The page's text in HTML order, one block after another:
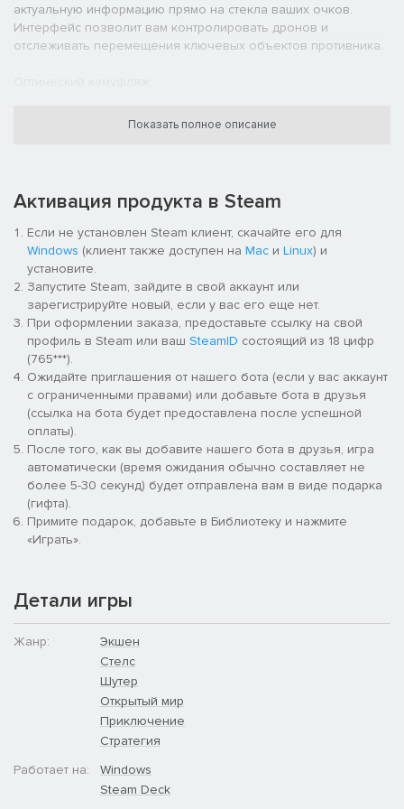
актуальную информацию прямо на стекла ваших очков.
Интерфейс позволит вам контролировать дронов и
отслеживать перемещения ключевых объектов противника.
Станьте невидимым: Применяйте оптический камуфляж,
Отметь и уничтожь: Отметьте противников в зоне вашей
видимости или зоне видимости вашего дрона и проведите
синхронную атаку по вражеским целям.
Смена позиции:
Не попадайтесь на глаза: Используйте уникальную систему
динамических укрытий, чтобы удивлять, обходить и устранять
противника.
Рукопашный бой:
Превратитесь в непревзойденного «тихого профессионала»:
рукопашные схватки дадут вам неповторимые ощущения от
ближнего боя.
Все по плечу
Насладитесь более 2500 анимаций: Ваш член отряда Ghost
Кампания для одного игрока:
Совершенно новый опыт для вселенной Ghost Recon
8 потрясающих локаций: сражайтесь в разнообразных
окружениях, включая пески Африки, пригороды Москвы и
Кампания для нескольких игроков:
Показать полное описание
Активация продукта в Steam
Если не установлен Steam клиент, скачайте его для
Windows (клиент также доступен на Mac и Linux) и
установите.
Запустите Steam, зайдите в свой аккаунт или
зарегистрируйте новый, если у вас его еще нет.
При оформлении заказа, предоставьте ссылку на свой
профиль в Steam или ваш SteamID состоящий из 18 цифр
(765***).
Ожидайте приглашения от нашего бота (если у вас аккаунт
с ограниченными правами) или добавьте бота в друзья
(ссылка на бота будет предоставлена после успешной
оплаты).
После того, как вы добавите нашего бота в друзья, игра
автоматически (время ожидания обычно составляет не
более 5-30 секунд) будет отправлена вам в виде подарка
(гифта).
Примите подарок, добавьте в Библиотеку и нажмите
«Играть».
Детали игры
Жанр:
Экшен
Стелс
Шутер
Открытый мир
Приключение
Стратегия
Работает на:
Windows
Steam Deck